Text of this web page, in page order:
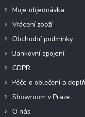
Moje objednávka
Vrácení zboží
Obchodní podmínky
Bankovní spojení
GDPR
Péče o oblečení a
Showroom v Praze
O nás